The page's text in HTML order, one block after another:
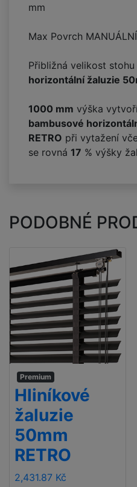
mm
Max Povrch
Přibližná velikost stohu
horizontální žaluzie
1000 mm výška
bambusové
RETRO při vytažení
se rovná 17 % výšky
PODOBNÉ
Premium
Hliníkové
žaluzie
50mm
RETRO
2,431.87 Kč